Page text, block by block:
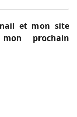
et mon site
prochain